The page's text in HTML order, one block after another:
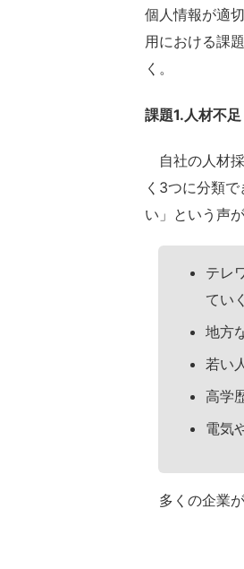
個人情報が適
用における課
く。
課題1.人材不足
自社の人材
く3つに分類
い」という声
テレ
ていく
地方
若い
高学
電気
多くの企業が